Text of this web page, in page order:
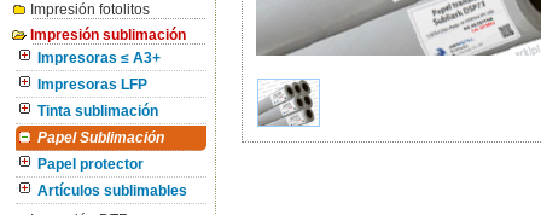
Impresión fotolitos
Impresión sublimación
Impresoras ≤ A3+
Impresoras LFP
Tinta sublimación
Papel Sublimación
Papel protector
Artículos sublimables